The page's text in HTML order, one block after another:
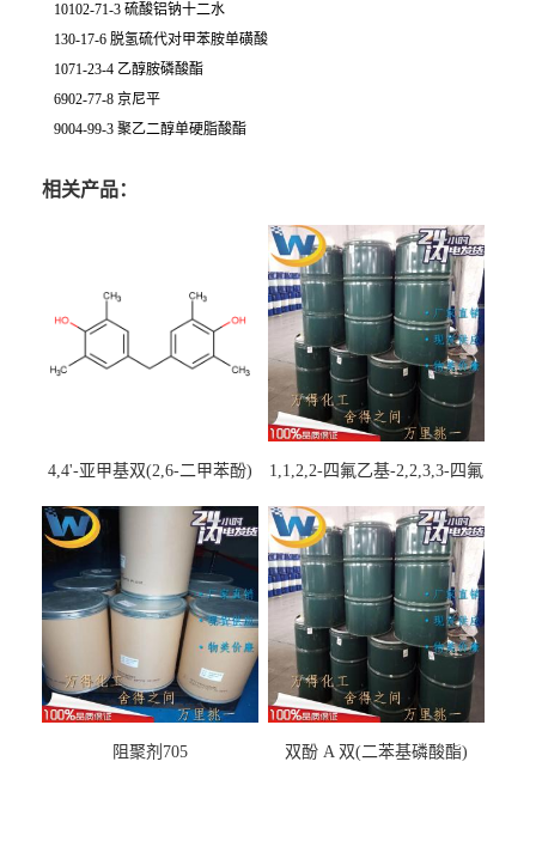
10102-71-3 硫酸铝钠十二水
130-17-6 脱氢硫代对甲苯胺单磺酸
1071-23-4 乙醇胺磷酸酯
6902-77-8 京尼平
9004-99-3 聚乙二醇单硬脂酸酯
相关产品：
4,4'-亚甲基双(2,6-二甲苯酚)
1,1,2,2-四氟乙基-2,2,3,3-四氟
阻聚剂705 双酚 A 双(二苯基磷酸酯)